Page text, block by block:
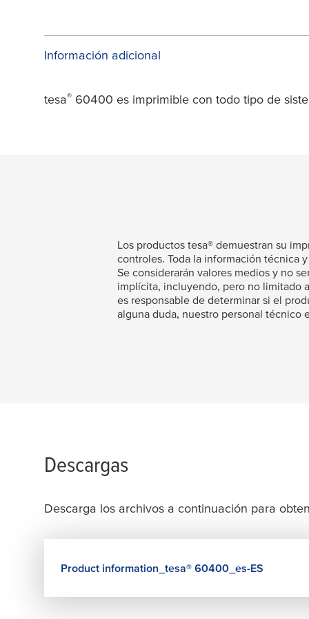
Información adicional
tesa® 60400 es imprimible con todo tipo de
Los productos tesa® demuestran su
controles. Toda la información técnica
Se considerarán valores medios y no
implícita, incluyendo, pero no limitado
es responsable de determinar si el
alguna duda, nuestro personal técnico
Descargas
Descarga los archivos a continuación para
Product information_ tesa® 60400_es-ES